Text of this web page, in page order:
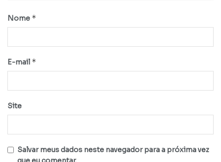
Nome *
E-mail *
Site
Salvar meus dados neste navegador para a próxima vez